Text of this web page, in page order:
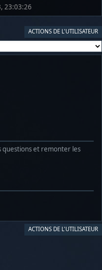
23:03:26
ACTIONS DE L'UTILISATEUR
questions et remonter les
ACTIONS DE L'UTILISATEUR